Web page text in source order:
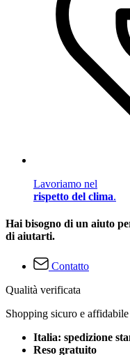
Lavoriamo nel
rispetto del clima.
Hai bisogno di un aiuto
di aiutarti.
Contatto
Qualità verificata
Shopping sicuro e affidabile
Italia: spedizione
Reso gratuito